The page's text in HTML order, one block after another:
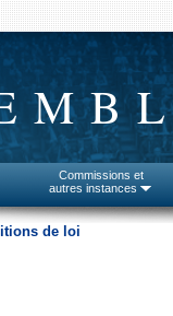
Commissions et
autres instances
de loi